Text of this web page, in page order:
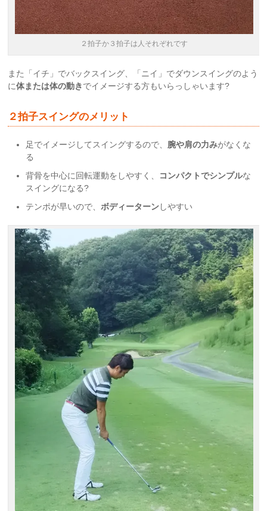
２拍子か３拍子は人それぞれです
また「イチ」でバックスイング、「 ニイ 」でダウンスイングのよう
に体または体の動きでイメージする方もいらっしゃいます?
２拍子スイングのメリット
足でイメージしてスイングするので、 腕や肩の力みがなくな
る
背骨を中心に回転運動をしやすく、 コンパクトでシンプルな
スイングになる?
テンポが早いので、ボディーターンしやすい